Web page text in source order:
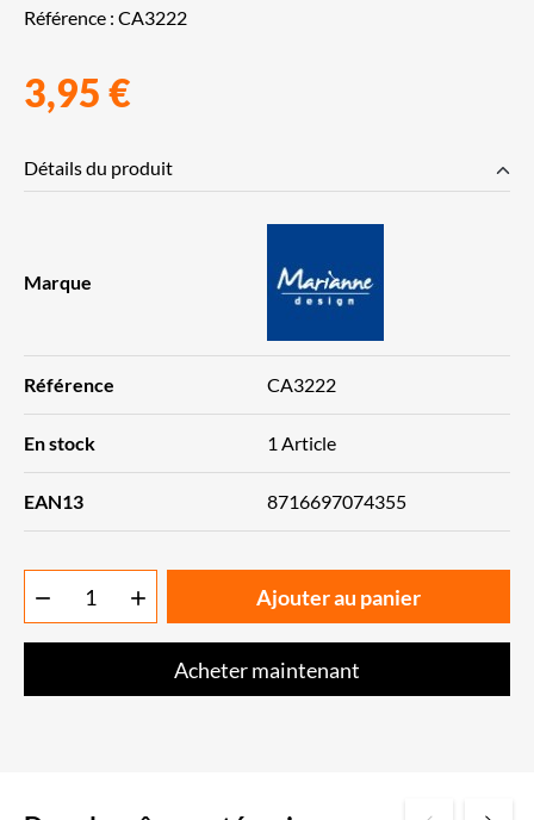
Référence : CA3222
3,95 €
Détails du produit
Marque
Référence CA3222
En stock 1 Article
EAN13 8716697074355
  Ajouter au panier
Acheter maintenant